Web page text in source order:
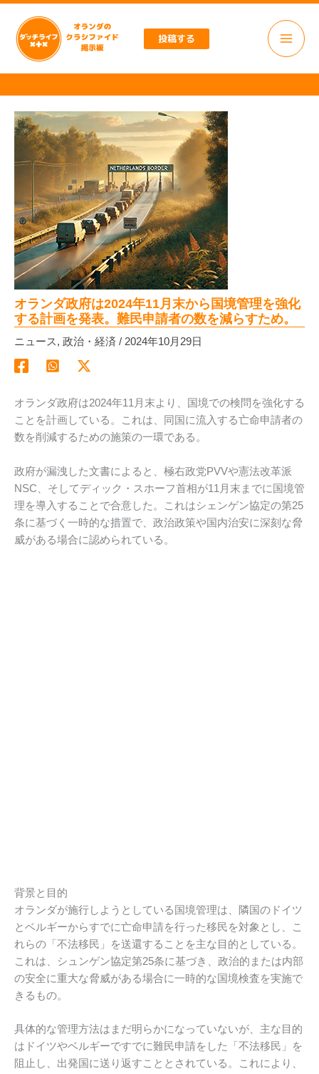
ッ
投稿する
オランダ政府は2024年11月末から国境管理を強化
する計画を発表。難民申請者の数を減らすため。
ニュース, 政治・経済 / 2024年10月29日
オランダ政府は2024年11月末より、国境での検問を強化する
ことを計画している。これは、同国に流入する亡命申請者の
数を削減するための施策の一環である。
政府が漏洩した文書によると、極右政党PVVや憲法改革派
NSC、そしてディック・スホーフ首相が11月末までに国境管
理を導入することで合意した。これはシェンゲン協定の第25
条に基づく一時的な措置で、政治政策や国内治安に深刻な脅
威がある場合に認められている。
背景と目的
オランダが施行しようとしている国境管理は、隣国のドイツ
とベルギーからすでに亡命申請を行った移民を対象とし、こ
れらの「不法移民」を送還することを主な目的としている。
これは、シュンゲン協定第25条に基づき、政治的または内部
の安全に重大な脅威がある場合に一時的な国境検査を実施で
きるもの。
具体的な管理方法はまだ明らかになっていないが、主な目的
はドイツやベルギーですでに難民申請をした「不法移民」を
阻止し、出発国に送り返すこととされている。これにより、